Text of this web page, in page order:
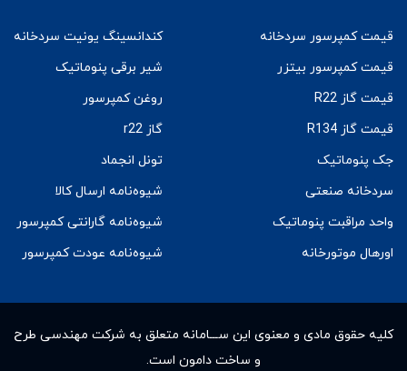
قیمت کمپرسور سردخانه
قیمت کمپرسور بیتزر
قیمت گاز R22
قیمت گاز R134
جک پنوماتیک
سردخانه صنعتی
واحد مراقبت پنوماتیک
اورهال موتورخانه
کندانسینگ یونیت سردخانه
شیر برقی پنوماتیک
روغن کمپرسور
گاز r22
تونل انجماد
شیوه‌نامه ارسال کالا
شیوه‌نامه گارانتی کمپرسور
شیوه‌نامه عودت کمپرسور
کلیه حقوق مادى و معنوى این ســـامانه متعلق به شرکت مهندسی طرح
و ساخت دامون است.